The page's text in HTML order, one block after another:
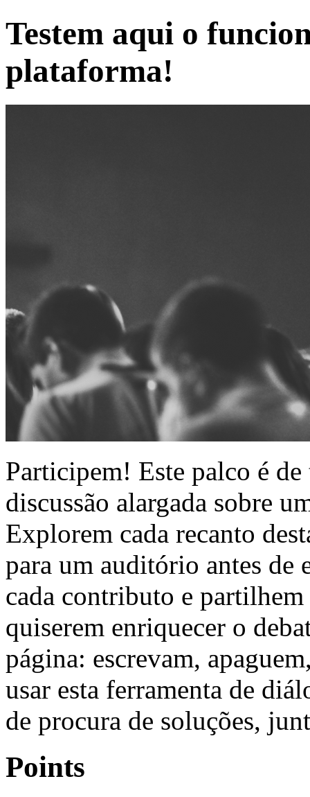
Testem aqui o
plataforma!
Participem! Este palco é
discussão alargada sobre
Explorem cada recanto
para um auditório antes de
cada contributo e partilhem
quiserem enriquecer o
página: escrevam,
usar esta ferramenta de
de procura de soluções,
Points